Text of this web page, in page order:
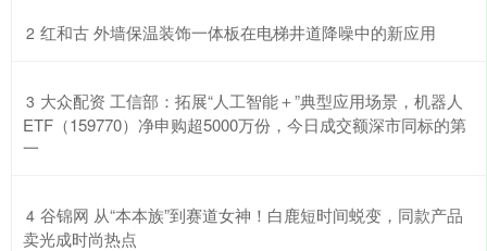
2 ​红和古 外墙保温装饰一体板在电梯井道降噪中的新应用
3 ​大众配资 工信部：拓展“人工智能＋”典型应用场景，机器人
ETF（159770）净申购超5000万份，今日成交额深市同标的第
一
4 ​谷锦网 从“本本族”到赛道女神！白鹿短时间蜕变，同款产品
卖光成时尚热点